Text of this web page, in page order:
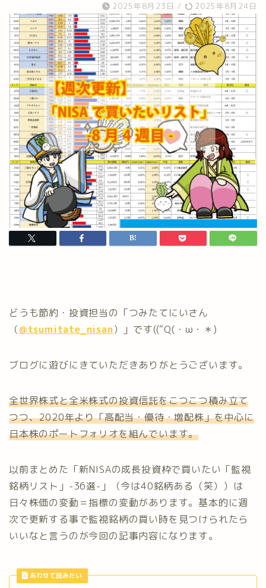
2025年8月23日 / 2025年8月24日
どうも節約・投資担当の「つみたてにいさん
（@tsumitate_nisan）」です((“Q(・ω・＊)
ブログに遊びにきていただきありがとうございます。
全世界株式と全米株式の投資信託をこつこつ積み立て
つつ、2020年より「高配当・優待・増配株」を中心に
日本株のポートフォリオを組んでいます。
以前まとめた「新NISAの成長投資枠で買いたい「監視
銘柄リスト」-36選-」（今は40銘柄ある（笑））は
日々株価の変動＝指標の変動があります。基本的に週
次で更新する事で監視銘柄の買い時を見つけられたら
いいなと言うのが今回の記事内容になります。